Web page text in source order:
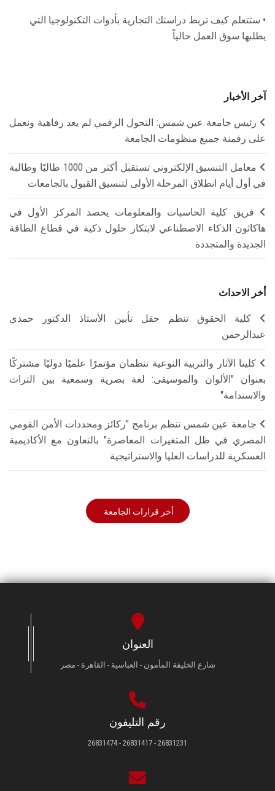
• ستتعلم كيف تربط دراستك التجارية بأدوات التكنولوجيا التي
يطلبها سوق العمل حالياً
آخر الأخبار
رئيس جامعة عين شمس: التحول الرقمي لم يعد رفاهية ونعمل
على رقمنة جميع منظومات الجامعة
معامل التنسيق الإلكتروني تستقبل أكثر من 1000 طالبًا وطالبة
في أول أيام انطلاق المرحلة الأولى لتنسيق القبول بالجامعات
فريق كلية الحاسبات والمعلومات يحصد المركز الأول في
هاكاثون الذكاء الاصطناعي لابتكار حلول ذكية في قطاع الطاقة
الجديدة والمتجددة
أخر الاحداث
كلية الحقوق تنظم حفل تأبين الأستاذ الدكتور حمدي
عبدالرحمن
كليتا الآثار والتربية النوعية تنظمان مؤتمرًا علميًا دوليًا مشتركًا
بعنوان "الألوان والموسيقى: لغة بصرية وسمعية بين التراث
والاستدامة"
جامعة عين شمس تنظم برنامج "ركائز ومحددات الأمن القومي
المصري في ظل المتغيرات المعاصرة" بالتعاون مع الأكاديمية
العسكرية للدراسات العليا والاستراتيجية
أخر قرارات الجامعة
العنوان
شارع الخليفة المأمون - العباسية - القاهرة - مصر
رقم التليفون
26831231 - 26831417 - 26831474